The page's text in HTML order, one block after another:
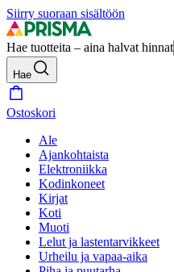
Siirry suoraan sisältöön
Hae tuotteita – aina halvat hinnat
Hae
Ostoskori
Ale
Ajankohtaista
Elektroniikka
Kodinkoneet
Kirjat
Koti
Muoti
Lelut ja lastentarvikkeet
Urheilu ja vapaa-aika